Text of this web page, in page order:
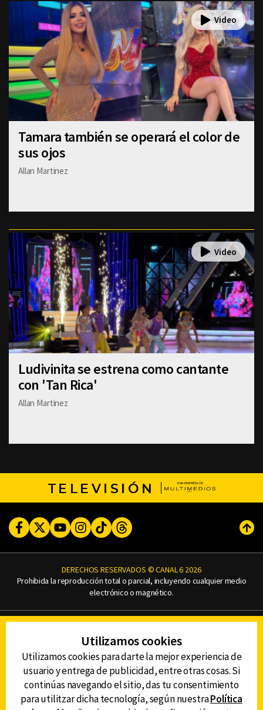
Tamara también se operará el color de
sus ojos
Allan Martinez
Ludivinita se estrena como cantante
con 'Tan Rica'
Allan Martinez
TELEVISIÓN
FacebookTwitterYoutubeInstagram
TikTokThreads
DERECHOS RESERVADOS © CANAL 6 2026
Prohibida la reproducción total o parcial, incluyendo cualquier medio
electrónico o magnético.
AVISO DE PRIVACIDAD
AVISO LEGAL
DEFENSORÍA DE LAS AUDIENCIAS
Utilizamos cookies
Utilizamos cookies para darte la mejor experiencia de
usuario y entrega de publicidad, entre otras cosas. Si
continúas navegando el sitio, das tu consentimiento
para utilitzar dicha tecnología, según nuestraPolítica